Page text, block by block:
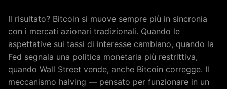
Il risultato? Bitcoin si muove sempre più in sincronia
con i mercati azionari tradizionali. Quando le
aspettative sui tassi di interesse cambiano, quando la
Fed segnala una politica monetaria più restrittiva,
quando Wall Street vende, anche Bitcoin corregge. Il
meccanismo halving — pensato per funzionare in un